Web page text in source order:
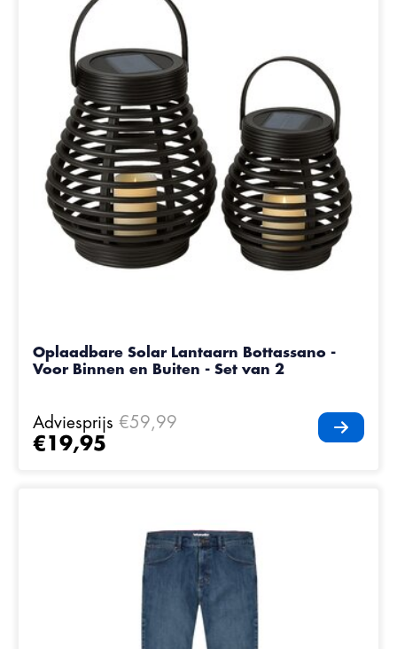
Oplaadbare Solar Lantaarn Bottassano -
Voor Binnen en Buiten - Set van 2
Adviesprijs €59,99
€19,95